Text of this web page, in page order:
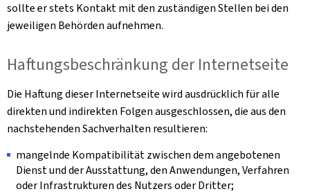
sollte er stets Kontakt mit den zuständigen Stellen bei den
jeweiligen Behörden aufnehmen.
Haftungsbeschränkung der Internetseite
Die Haftung dieser Internetseite wird ausdrücklich für alle
direkten und indirekten Folgen ausgeschlossen, die aus den
nachstehenden Sachverhalten resultieren:
mangelnde Kompatibilität zwischen dem angebotenen
Dienst und der Ausstattung, den Anwendungen, Verfahren
oder Infrastrukturen des Nutzers oder Dritter;